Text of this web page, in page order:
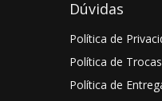
Dúvidas
Política de
Política de Trocas
Política de